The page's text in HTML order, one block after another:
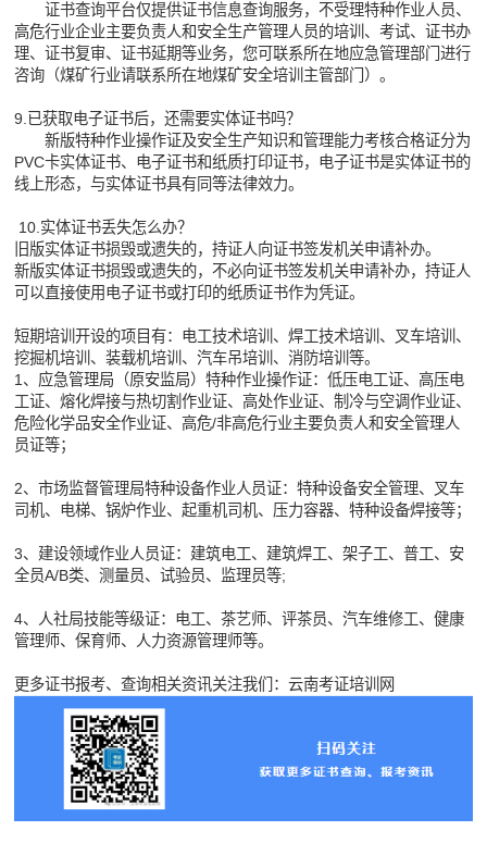
证书查询平台仅提供证书信息查询服务，不受理特种作业人员、
高危行业企业主要负责人和安全生产管理人员的培训、考试、证书办
理、证书复审、证书延期等业务，您可联系所在地应急管理部门进行
咨询（煤矿行业请联系所在地煤矿安全培训主管部门）。
9.已获取电子证书后，还需要实体证书吗？
新版特种作业操作证及安全生产知识和管理能力考核合格证分为
PVC卡实体证书、电子证书和纸质打印证书，电子证书是实体证书的
线上形态，与实体证书具有同等法律效力。
10.实体证书丢失怎么办？
旧版实体证书损毁或遗失的，持证人向证书签发机关申请补办。
新版实体证书损毁或遗失的，不必向证书签发机关申请补办，持证人
可以直接使用电子证书或打印的纸质证书作为凭证。
短期培训开设的项目有：电工技术培训、焊工技术培训、叉车培训、
挖掘机培训、装载机培训、汽车吊培训、消防培训等。
1、应急管理局（原安监局）特种作业操作证：低压电工证、高压电
工证、熔化焊接与热切割作业证、高处作业证、制冷与空调作业证、
危险化学品安全作业证、高危/非高危行业主要负责人和安全管理人
员证等；
2、市场监督管理局特种设备作业人员证：特种设备安全管理、叉车
司机、电梯、锅炉作业、起重机司机、压力容器、特种设备焊接等；
3、建设领域作业人员证：建筑电工、建筑焊工、架子工、普工、安
全员A/B类、测量员、试验员、监理员等;
4、人社局技能等级证：电工、茶艺师、评茶员、汽车维修工、健康
管理师、保育师、人力资源管理师等。
更多证书报考、查询相关资讯关注我们：云南考证培训网